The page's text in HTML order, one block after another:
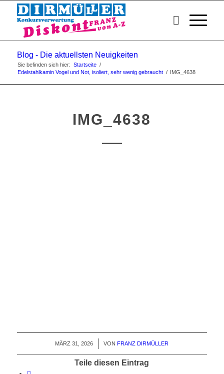
Blog - Die aktuellsten Neuigkeiten
Sie befinden sich hier: Startseite /
Edelstahlkamin Vogel und Not, isoliert, sehr wenig gebraucht / IMG_4638
IMG_4638
MÄRZ 31, 2026
/ VONFRANZ DIRMÜLLER
Teile diesen Eintrag